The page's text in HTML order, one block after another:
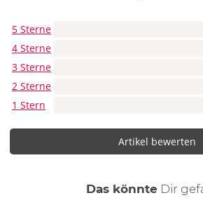
5 Sterne
4 Sterne
3 Sterne
2 Sterne
1 Stern
Artikel bewerten
Das könnte Dir